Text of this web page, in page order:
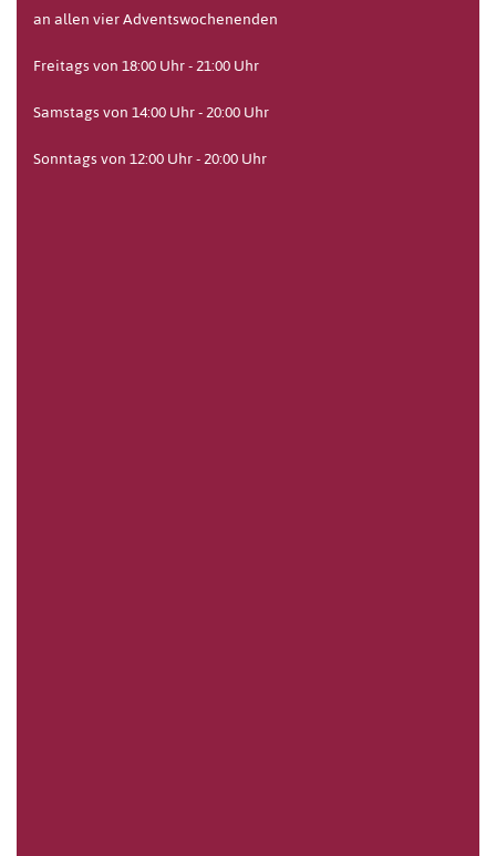
an allen vier Adventswochenenden
Freitags von 18:00 Uhr - 21:00 Uhr
Samstags von 14:00 Uhr - 20:00 Uhr
Sonntags von 12:00 Uhr - 20:00 Uhr